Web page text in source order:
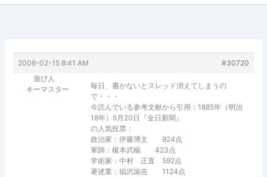
ス
2006-02-15 8:41 AM
#30720
遊び人
キーマスター
毎日、書かないとスレッド消えてしまうの
で・・・
今読んでいる参考文献から引用：1885年（明治
18年）5月20日『全日新聞』
の人気投票：
政治家：伊藤博文 924点
軍師：榎本武楊 423点
学術家：中村 正直 592点
著述業：福沢諭吉 1124点